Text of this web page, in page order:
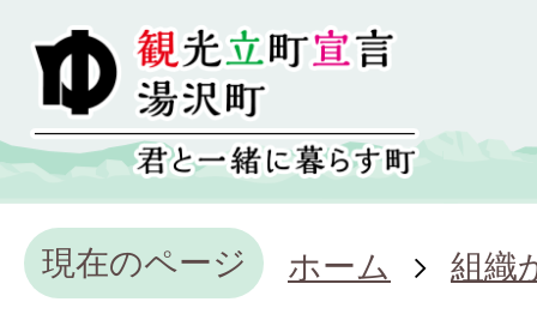
現在のページ ホーム 組織